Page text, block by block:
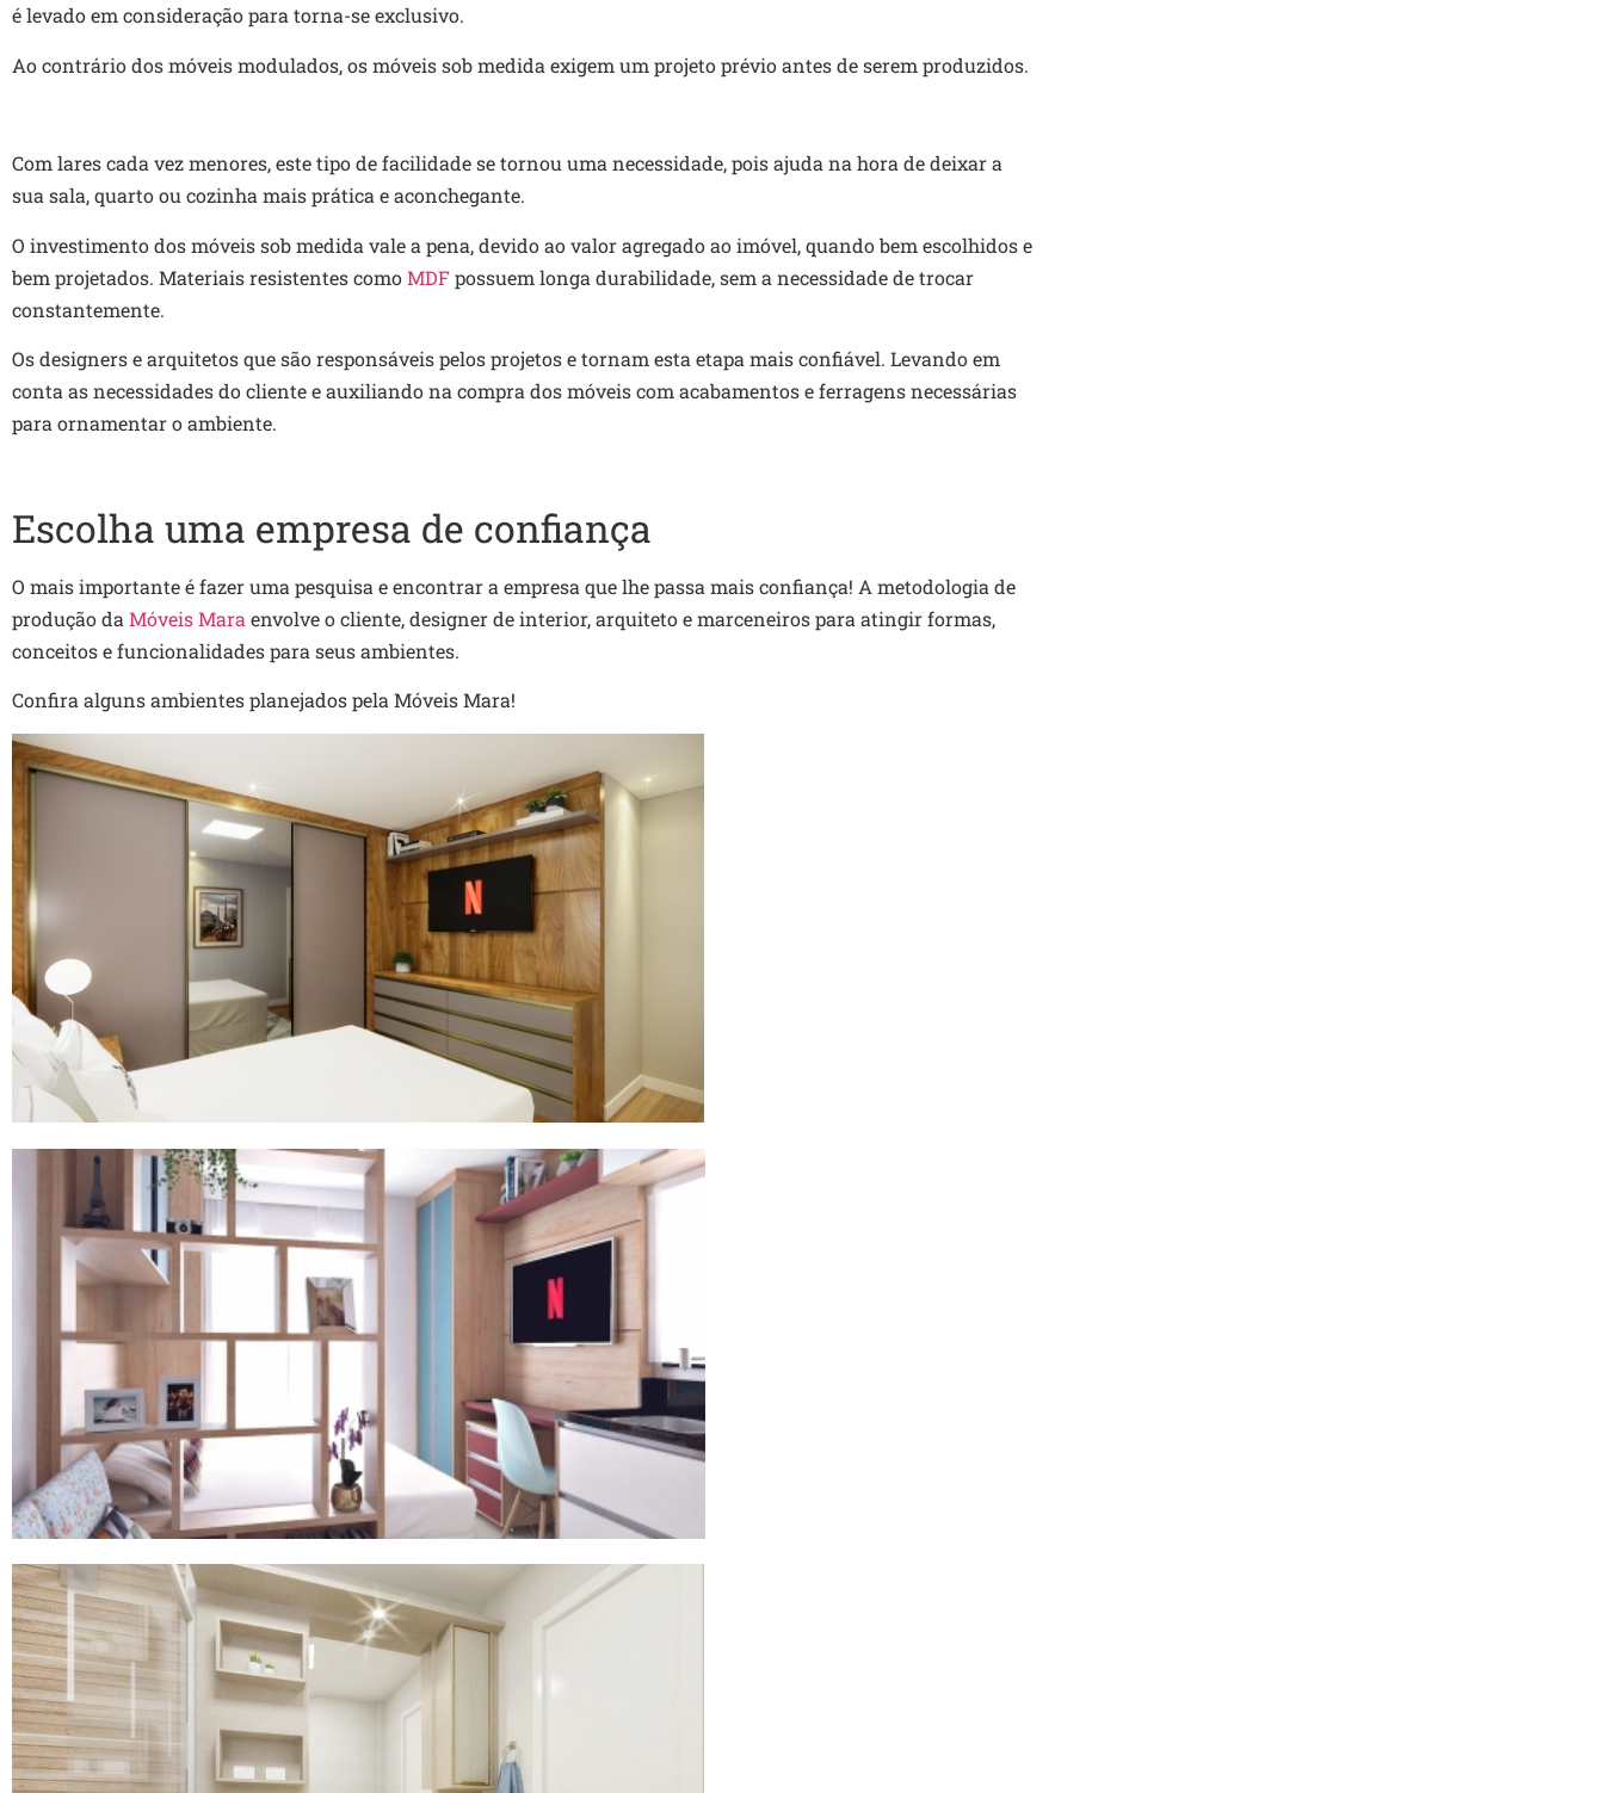
é levado em consideração para torna-se exclusivo.
Ao contrário dos móveis modulados, os móveis sob medida exigem um projeto prévio antes de serem produzidos.
Com lares cada vez menores, este tipo de facilidade se tornou uma necessidade, pois ajuda na hora de deixar a
sua sala, quarto ou cozinha mais prática e aconchegante.
O investimento dos móveis sob medida vale a pena, devido ao valor agregado ao imóvel, quando bem escolhidos e
bem projetados. Materiais resistentes comoMDFpossuem longa durabilidade, sem a necessidade de trocar
constantemente.
Os designers e arquitetos que são responsáveis pelos projetos e tornam esta etapa mais confiável. Levando em
conta as necessidades do cliente e auxiliando na compra dos móveis com acabamentos e ferragens necessárias
para ornamentar o ambiente.
Escolha uma empresa de confiança
O mais importante é fazer uma pesquisa e encontrar a empresa que lhe passa mais confiança! A metodologia de
produção da Móveis Mara envolve o cliente, designer de interior, arquiteto e marceneiros para atingir formas,
conceitos e funcionalidades para seus ambientes.
Confira alguns ambientes planejados pela Móveis Mara!